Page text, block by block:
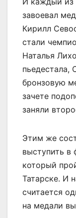
завоевал
Кирилл
стали
Наталья
пьедестала,
бронзовую
зачете
заняли
Этим же
выступить в
который
Татарске. И
считается
на медали